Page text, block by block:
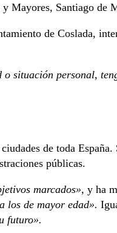
Mayores, Santiago de
de Coslada,
situación personal,
de toda España.
públicas.
marcados», y ha
los de mayor edad».
futuro».